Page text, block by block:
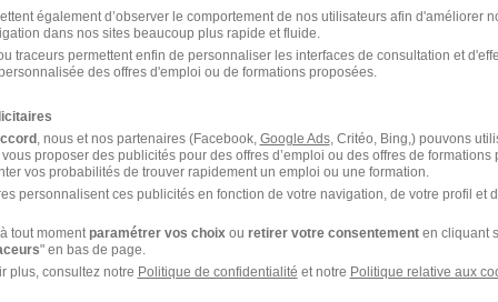
en France
Environnement
Alternance Vitré Environnement
Alternance Ploemeur Environnement
Alternance Montauban Environnement
également d’observer le comportement de nos utilisateurs afin d'améliorer
dans nos sites beaucoup plus rapide et fluide.
traceurs permettent enfin de personnaliser les interfaces de consultation et
des offres d'emploi ou de formations proposées.
, nous et nos partenaires (Facebook, Google Ads, Critéo, Bing,) pouvons
proposer des publicités pour des offres d’emploi ou des offres de formations
vos probabilités de trouver rapidement un emploi ou une formation.
personnalisent ces publicités en fonction de votre navigation, de votre profil et
tout momentparamétrer vos choixou retirer votre consentementen cliquant
" en bas de page.
plus, consultez notre Politique de confidentialité et notre Politique relative aux